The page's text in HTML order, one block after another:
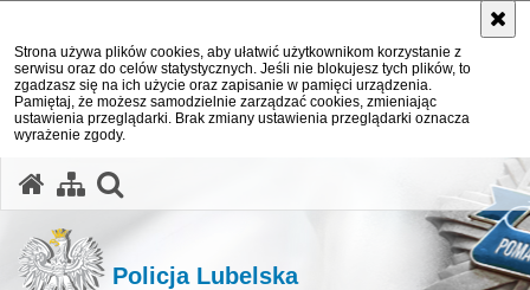
Strona używa plików cookies, aby ułatwić użytkownikom korzystanie z
serwisu oraz do celów statystycznych. Jeśli nie blokujesz tych plików, to
zgadzasz się na ich użycie oraz zapisanie w pamięci urządzenia.
Pamiętaj, że możesz samodzielnie zarządzać cookies, zmieniając
ustawienia przeglądarki. Brak zmiany ustawienia przeglądarki oznacza
wyrażenie zgody.
Policja Lubelska